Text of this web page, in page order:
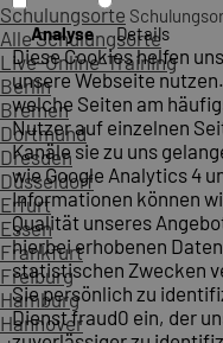
Schulungsorte
Alle Schulungsorte
Live-Online-Training
Berlin
Bremen
Dortmund
Dresden
Düsseldorf
Erfurt
Essen
Frankfurt
Freiburg
Hamburg
Hannover
Analyse Details
Diese Cookies helfen
unsere Webseite
welche Seiten am
Nutzer auf einzelnen
Kanäle sie zu uns
wie Google Analytics 4
Informationen können
Qualität unseres
hierbei erhobenen
statistischen Zwecken
Sie persönlich zu
Dienst fraud0 ein, der